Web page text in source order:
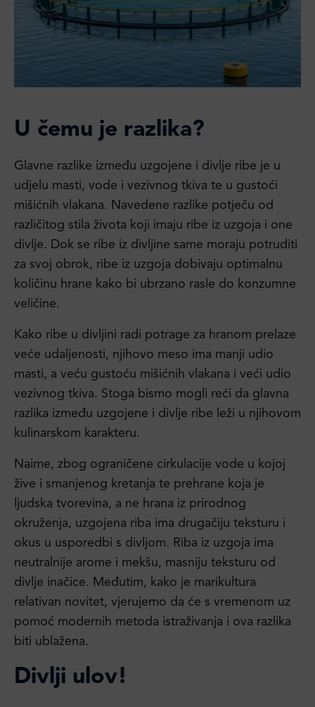
U čemu je razlika?
Glavne razlike između uzgojene i divlje ribe je u
udjelu masti, vode i vezivnog tkiva te u gustoći
mišićnih vlakana. Navedene razlike potječu od
različitog stila života koji imaju ribe iz uzgoja i one
divlje. Dok se ribe iz divljine same moraju potruditi
za svoj obrok, ribe iz uzgoja dobivaju optimalnu
količinu hrane kako bi ubrzano rasle do konzumne
veličine.
Kako ribe u divljini radi potrage za hranom prelaze
veće udaljenosti, njihovo meso ima manji udio
masti, a veću gustoću mišićnih vlakana i veći udio
vezivnog tkiva. Stoga bismo mogli reći da glavna
razlika između uzgojene i divlje ribe leži u njihovom
kulinarskom karakteru.
Naime, zbog ograničene cirkulacije vode u kojoj
žive i smanjenog kretanja te prehrane koja je
ljudska tvorevina, a ne hrana iz prirodnog
okruženja, uzgojena riba ima drugačiju teksturu i
okus u usporedbi s divljom. Riba iz uzgoja ima
neutralnije arome i mekšu, masniju teksturu od
divlje inačice. Međutim, kako je marikultura
relativan novitet, vjerujemo da će s vremenom uz
pomoć modernih metoda istraživanja i ova razlika
biti ublažena.
Divlji ulov!